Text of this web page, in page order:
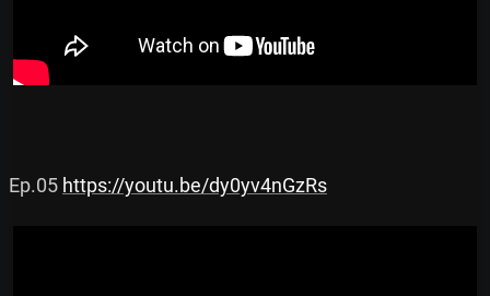
Ep.05 https://youtu.be/dy0yv4nGzRs